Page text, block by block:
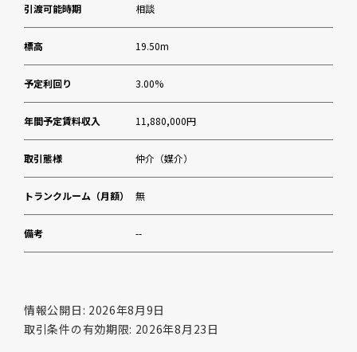
引渡可能時期 相談
標高 19.50m
予定利回り 3.00%
年間予定賃料収入 11,880,000円
取引態様 仲介（媒介）
トランクルーム（月額） 無
備考 --
情報公開日: 2026年8月9日
取引条件の有効期限: 2026年8月23日